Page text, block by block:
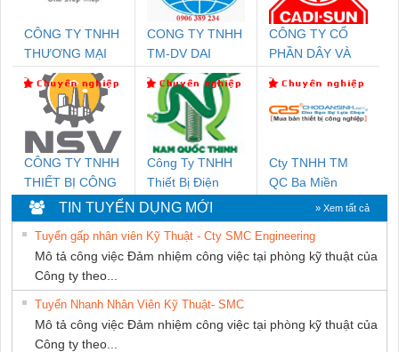
CÔNG TY TNHH
THƯƠNG MẠI
THIÊN ÂN VIỆT
NAM
CONG TY TNHH
TM-DV DAI
DONG THANH
CÔNG TY CỔ
PHẦN DÂY VÀ
THƯỢNG ĐÌNH
CÔNG TY TNHH
THIẾT BỊ CÔNG
NGHIỆP NIHON
SETSUBI VIỆT
NAM
Công Ty TNHH
Thiết Bị Điện
Nam Quốc Thịnh
Cty TNHH TM
QC Ba Miền
TIN TUYỂN DỤNG MỚI » Xem tất cả
Tuyển gấp nhân viên Kỹ Thuật - Cty SMC Engineering
Mô tả công việc Đảm nhiệm công việc tại phòng kỹ thuật của
Công ty theo...
Tuyển Nhanh Nhân Viên Kỹ Thuật- SMC
Mô tả công việc Đảm nhiệm công việc tại phòng kỹ thuật của
Công ty theo...